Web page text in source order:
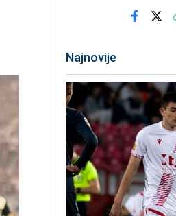
Najnovije